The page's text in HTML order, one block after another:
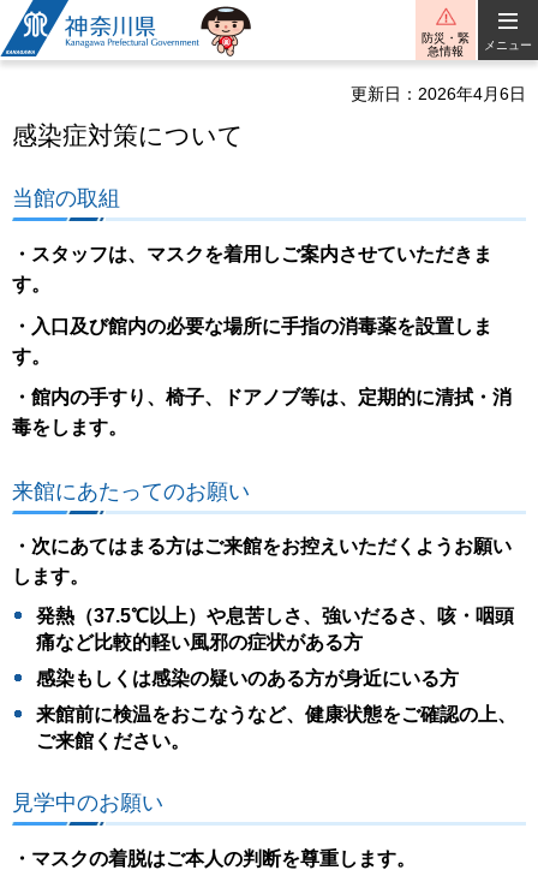
神奈川県
防災・緊
急情報
メニュー
更新日：2026年4月6日
感染症対策について
当館の取組
・スタッフは、マスクを着用しご案内させていただきま
す。
・入口及び館内の必要な場所に手指の消毒薬を設置しま
す。
・館内の手すり、椅子、ドアノブ等は、定期的に清拭・消
毒をします。
来館にあたってのお願い
・次にあてはまる方はご来館をお控えいただくようお願い
します。
発熱（37.5℃以上）や息苦しさ、強いだるさ、咳・咽頭
痛など比較的軽い風邪の症状がある方
感染もしくは感染の疑いのある方が身近にいる方
来館前に検温をおこなうなど、健康状態をご確認の上、
ご来館ください。
見学中のお願い
・マスクの着脱はご本人の判断を尊重します。